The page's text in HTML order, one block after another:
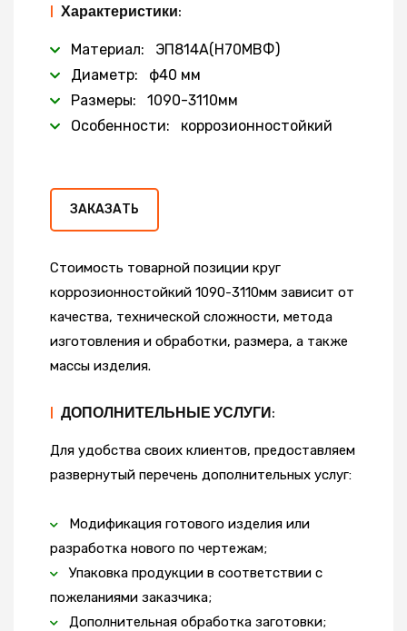
| Характеристики:
Материал: ЭП814А(Н70МВФ)
Диаметр: ф40 мм
Размеры: 1090-3110мм
Особенности: коррозионностойкий
ЗАКАЗАТЬ
Стоимость товарной позиции круг
коррозионностойкий 1090-3110мм зависит от
качества, технической сложности, метода
изготовления и обработки, размера, а также
массы изделия.
| ДОПОЛНИТЕЛЬНЫЕ УСЛУГИ:
Для удобства своих клиентов, предоставляем
развернутый перечень дополнительных услуг:
Модификация готового изделия или
разработка нового по чертежам;
Упаковка продукции в соответствии с
пожеланиями заказчика;
Дополнительная обработка заготовки;